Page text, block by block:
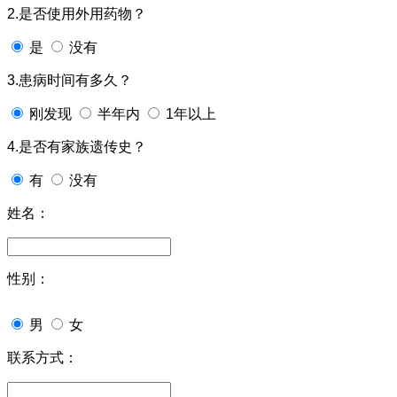
2.是否使用外用药物？
是 没有
3.患病时间有多久？
刚发现 半年内 1年以上
4.是否有家族遗传史？
有 没有
姓名：
性别：
男 女
联系方式：